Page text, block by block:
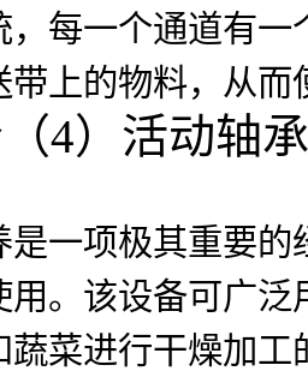
，每一个通道有
带上的物料，从而
4）活动轴
是一项极其重要
用。该设备可广
蔬菜进行干燥加工